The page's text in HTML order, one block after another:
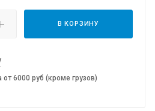
В КОРЗИНУ
6000 руб (кроме грузов)